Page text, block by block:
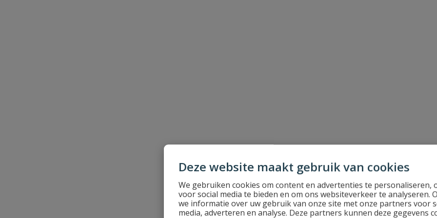
Deze website maakt gebruik van cookies
We gebruiken cookies om content en advertenties te personaliseren,
voor social media te bieden en om ons websiteverkeer te analyseren.
we informatie over uw gebruik van onze site met onze partners voor
media, adverteren en analyse. Deze partners kunnen deze gegevens